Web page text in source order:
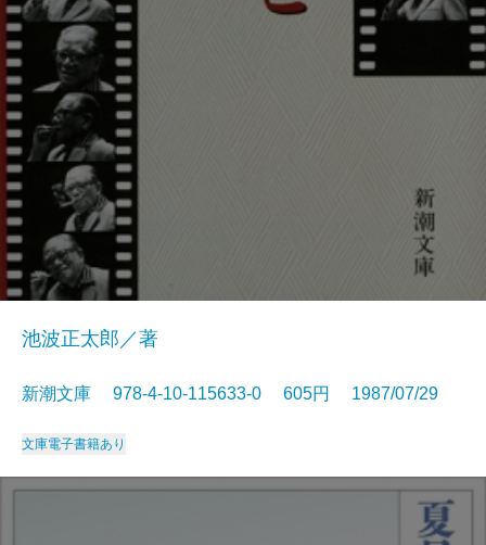
池波正太郎／著
新潮文庫 978-4-10-115633-0 605円 1987/07/29
文庫電子書籍あり